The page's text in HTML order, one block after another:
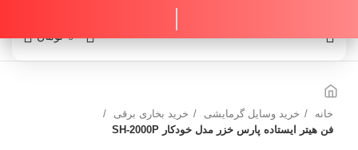
تومان 0
خانه خرید وسایل گرمایشی
خرید بخاری برقی
فن هیتر ایستاده پارس خزر مدل خودکار SH-2000P